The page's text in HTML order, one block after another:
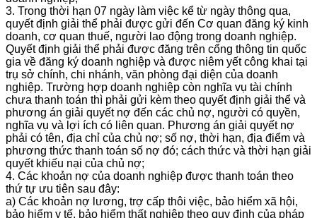
3. Trong thời hạn 07 ngày làm việc kể từ ngày thông qua,
quyết định giải thể phải được gửi đến Cơ quan đăng ký kinh
doanh, cơ quan thuế, người lao động trong doanh nghiệp.
Quyết định giải thể phải được đăng trên cổng thông tin quốc
gia về đăng ký doanh nghiệp và được niêm yết công khai tại
trụ sở chính, chi nhánh, văn phòng đại diện của doanh
nghiệp. Trường hợp doanh nghiệp còn nghĩa vụ tài chính
chưa thanh toán thì phải gửi kèm theo quyết định giải thể và
phương án giải quyết nợ đến các chủ nợ, người có quyền,
nghĩa vụ và lợi ích có liên quan. Phương án giải quyết nợ
phải có tên, địa chỉ của chủ nợ; số nợ, thời hạn, địa điểm và
phương thức thanh toán số nợ đó; cách thức và thời hạn giải
quyết khiếu nại của chủ nợ;
4. Các khoản nợ của doanh nghiệp được thanh toán theo
thứ tự ưu tiên sau đây:
a) Các khoản nợ lương, trợ cấp thôi việc, bảo hiểm xã hội,
bảo hiểm y tế, bảo hiểm thất nghiệp theo quy định của pháp